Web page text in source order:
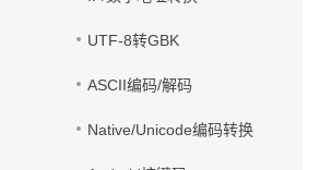
UTF-8转GBK
ASCII编码/解码
Native/Unicode编码转换